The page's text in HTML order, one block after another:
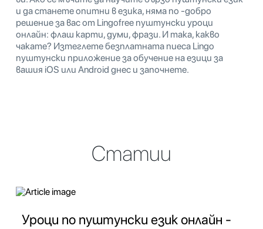
и да станете опитни в езика, няма по -добро
решение за вас от Lingofree пуштунски уроци
онлайн: флаш карти, думи, фрази. И така, какво
чакате? Изтеглете безплатната пиеса Lingo
пуштунски приложение за обучение на езици за
вашия iOS или Android днес и започнете.
Статии
Уроци по пуштунски език онлайн -